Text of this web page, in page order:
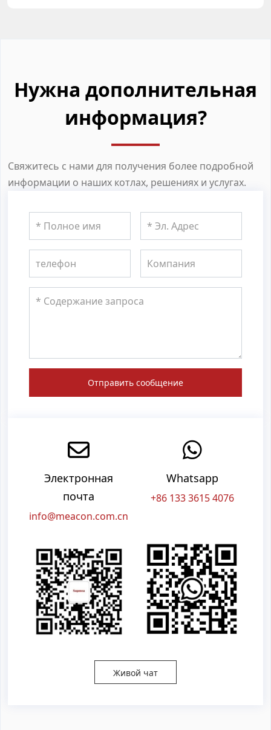
Нужна дополнительная
информация?
Свяжитесь с нами для получения более подробной
информации о наших котлах, решениях и услугах.
Отправить сообщение
Электронная
почта
info@meacon.com.cn
Whatsapp
+86 133 3615 4076
Живой чат